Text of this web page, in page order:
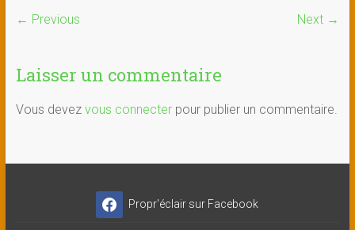
← Previous Next →
Laisser un commentaire
Vous devez vous connecterpour publier un commentaire.
Propr'éclair sur Facebook